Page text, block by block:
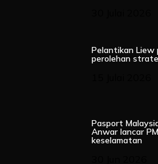
Pelantikan Liew
perolehan
Pasport
Anwar lancar
keselamatan